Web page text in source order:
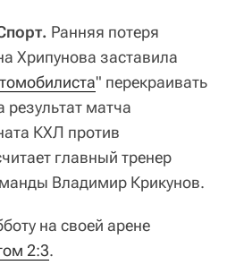
Ранняя потеря
Хрипунова заставила
" перекраивать
результат матча
КХЛ против
главный тренер
Владимир Крикунов.
на своей арене
2:3.